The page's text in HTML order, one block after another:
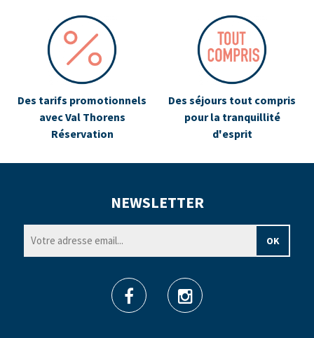
Des tarifs promotionnels
avec Val Thorens
Réservation
Des séjours tout compris
pour la tranquillité
d'esprit
NEWSLETTER